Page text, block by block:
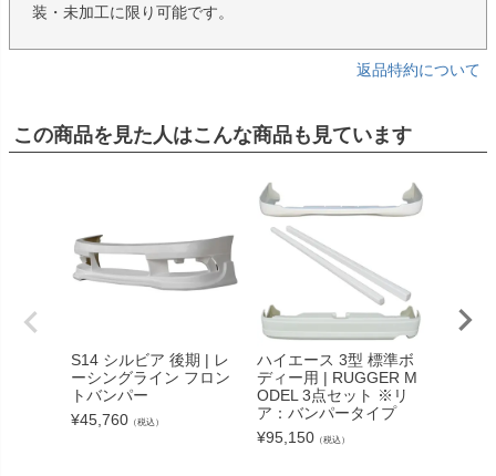
装・未加工に限り可能です。
返品特約について
この商品を見た人はこんな商品も見ています
S14 シルビア 後期 | レ
ーシングライン フロン
トバンパー
¥45,760 （税込）
ハイエース 3型 標準ボ
ディー用 | RUGGER M
ODEL 3点セット ※リ
ア：バンパータイプ
¥95,150 （税込）